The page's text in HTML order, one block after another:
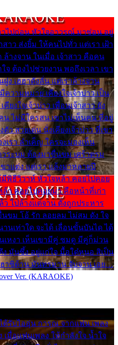
าไปก่อน หัวใจอาวรณ์ มาซ่อน อยู่
าว ส่งยิ้ม ให้คนไปทั่ว แต่เรา เฝ้า
ล้างจาน ในเมื่อ เจ้าสาว คือคน
จ ต้องไปช่วยงาน พอถึงเวลา เขา
ง เฮฮาดังลั่น แต่เราล้างจาน
ความหมาย เคียงใจเจ้าบ่าว เป็น
ยงใจเจ้าบ่าว เพื่อนเจ้าสาว ยัง
น ไม่มีใครสน เขาไม่เห็นคน ที่อยู่
ว สวยเด่น นั่งเคียงเจ้าบ่าว ที่เขา
เรา ลำเค็ญ ใครจะมองเห็น
วระบม ต้องมาขื่นขม เศร้าตรม
าแต่ง แต่เรา แล้งมาหลายปี
พิธีวิวาห์ หัวใจหล้า คอยไปคอย
า คอยไปคอยมา คือหน้าที่เก่า
ว ไปล้างแต่จาน ดั่งถูกประหาร
นขม โอ้ รัก ลอยลม ไม่สม ดัง ใจ
นเท่าใด จะได้ เลื่อนขั้นบันได ได้
เหงา เห็นเขามีคู่ ซมดู มีคู่ก็ม่วน
ง มันซึ้ง อยู่แก่ใจ มื้อใด๋หนอ สิเป็น
ฮาซิด้าน มันทรมาน จับจาน เอย…
Ver. (KARAOKE)
รับไออุ่น การุณ จากแฟน เพลง
เมื่อแฟนเพลง ให้กำลังใจ น้ำใจ